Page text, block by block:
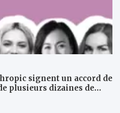
signent un accord de
plusieurs dizaines de
jusqu'à 2 GW de puces
2027 et AMD